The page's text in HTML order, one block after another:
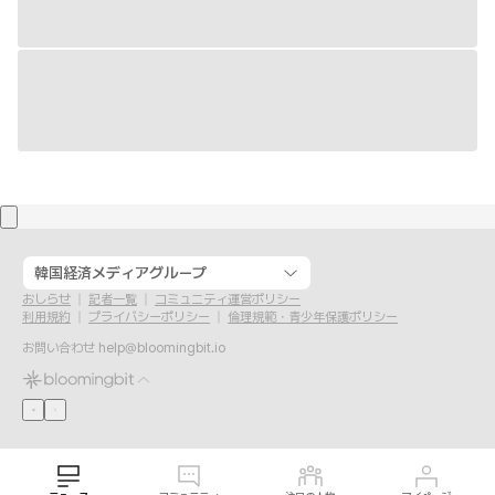
韓国経済メディアグループ
おしらせ 記者一覧
コミュニティ運営ポリシー
利用規約
プライバシーポリシー
倫理規範・青少年保護ポリシー
お問い合わせ help@bloomingbit.io